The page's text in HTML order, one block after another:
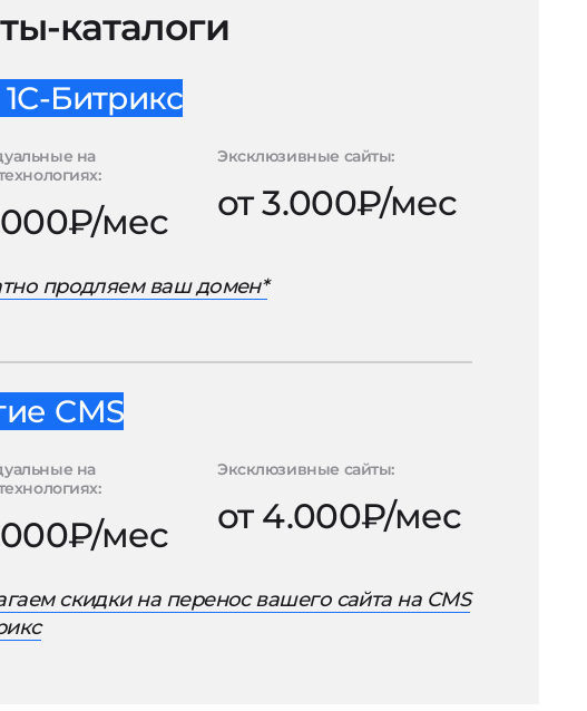
каталоги
1С-Битрикс
на
мес
Эксклюзивные сайты:
от 3.000₽/мес
продляем ваш домен*
CMS
на
мес
Эксклюзивные сайты:
от 4.000₽/мес
скидки на перенос вашего сайта на CMS